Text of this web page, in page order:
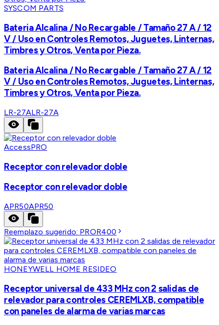
SYSCOM PARTS
Bateria Alcalina / No Recargable / Tamaño 27 A / 12
V / Uso en Controles Remotos, Juguetes, Linternas,
Timbres y Otros, Venta por Pieza.
Bateria Alcalina / No Recargable / Tamaño 27 A / 12
V / Uso en Controles Remotos, Juguetes, Linternas,
Timbres y Otros, Venta por Pieza.
LR-27ALR-27A
AccessPRO
Receptor con relevador doble
Receptor con relevador doble
APR50APR50
Reemplazo sugerido: PROR400
HONEYWELL HOME RESIDEO
Receptor universal de 433 MHz con 2 salidas de
relevador para controles CEREMLXB, compatible
con paneles de alarma de varias marcas